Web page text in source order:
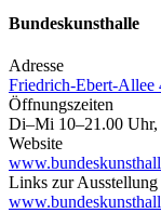
Bundeskunsthalle
Adresse
Friedrich-Ebert-Allee
Öffnungszeiten
Di–Mi 10–21.00
Website
Links zur Ausstellung